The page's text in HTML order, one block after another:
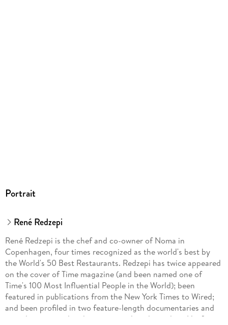
Portrait
René Redzepi
René Redzepi is the chef and co-owner of Noma in
Copenhagen, four times recognized as the world's best by
the World's 50 Best Restaurants. Redzepi has twice appeared
on the cover of Time magazine (and been named one of
Time's 100 Most Influential People in the World); been
featured in publications from the New York Times to Wired;
and been profiled in two feature-length documentaries and
countless national and international media outlets. His first